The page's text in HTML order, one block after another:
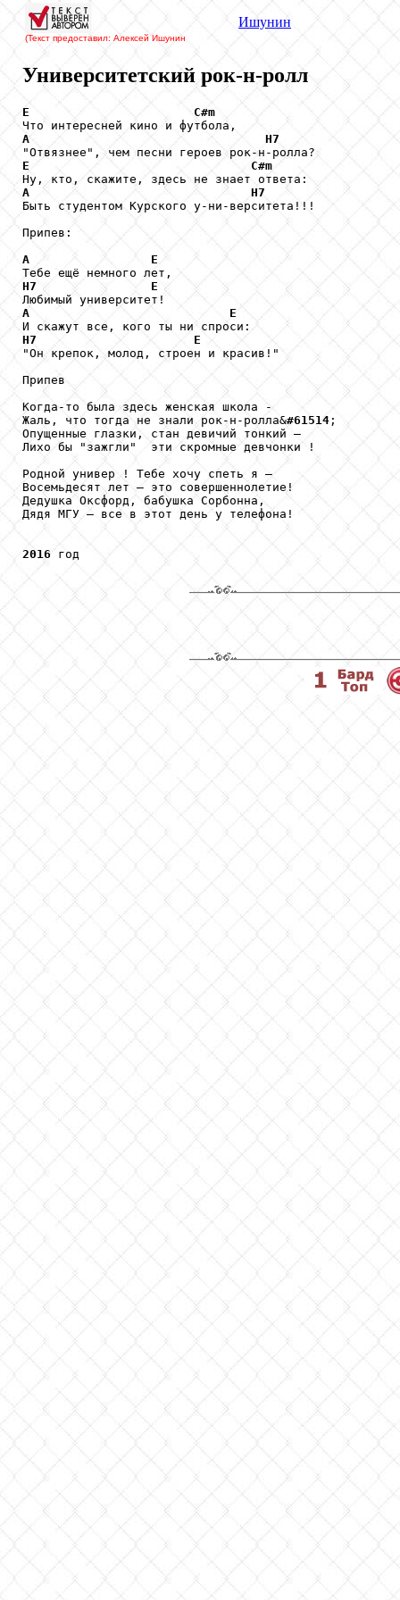
(Текст предоставил: Алексей Ишунин
Ишунин
Университетский рок-н-ролл
E
C#m
A
H7
E
C#m
A
H7
Быть студентом Курского у-ни-верситета!!!
Припев:
A
E
H7
E
A
E
H7
E
"Он крепок, молод, строен и красив!"
Припев
Когда-то была здесь женская школа -
Жаль, что тогда не знали рок-н-ролла&#61514 ;
Опущенные глазки, стан девичий тонкий –
Лихо бы "зажгли"  эти скромные девчонки !
Родной универ ! Тебе хочу спеть я –
Восемьдесят лет – это совершеннолетие!
Дедушка Оксфорд, бабушка Сорбонна,
Дядя МГУ – все в этот день у телефона!
2016 год